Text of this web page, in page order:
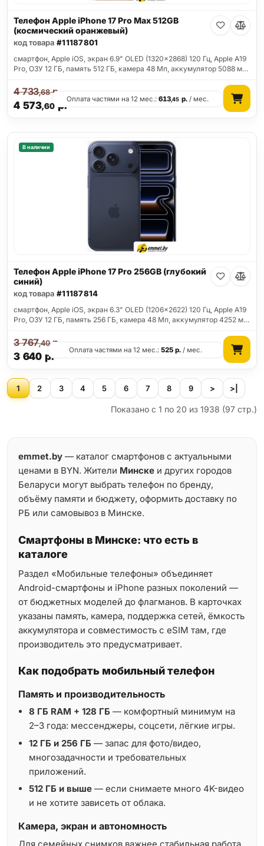
Телефон Apple iPhone 17 Pro Max 512GB
(космический оранжевый)
код товара #11187801
смартфон, Apple iOS, экран 6.9" OLED (1320x2868) 120 Гц, Apple A19
Pro, ОЗУ 12 ГБ, память 512 ГБ, камера 48 Мп, аккумулятор 5088 м…
4 573,60 р.
4 733,68р.
Оплата частями на 12 мес.:613,45 р./ мес.
В наличии
Телефон Apple iPhone 17 Pro 256GB (глубокий
синий)
код товара #11187814
смартфон, Apple iOS, экран 6.3" OLED (1206x2622) 120 Гц, Apple A19
Pro, ОЗУ 12 ГБ, память 256 ГБ, камера 48 Мп, аккумулятор 4252 м…
3 640 р.
3 767,40р.
Оплата частями на 12 мес.:525 р. / мес.
1 2 3 4 5 6 7 8 9 > >|
Показано с 1 по 20 из 1938 (97 стр.)
emmet.by — каталог смартфонов с актуальными
ценами в BYN. Жители Минске и других городов
Беларуси могут выбрать телефон по бренду,
объёму памяти и бюджету, оформить доставку по
РБ или самовывоз в Минске.
Смартфоны в Минске: что есть в
каталоге
Раздел «Мобильные телефоны» объединяет
Android-смартфоны и iPhone разных поколений —
от бюджетных моделей до флагманов. В карточках
указаны память, камера, поддержка сетей, ёмкость
аккумулятора и совместимость с eSIM там, где
производитель это предусматривает.
Как подобрать мобильный телефон
Память и производительность
8 ГБ RAM + 128 ГБ — комфортный минимум на
2–3 года: мессенджеры, соцсети, лёгкие игры.
12 ГБ и 256 ГБ — запас для фото/видео,
многозадачности и требовательных
приложений.
512 ГБ и выше — если снимаете много 4K-видео
и не хотите зависеть от облака.
Камера, экран и автономность
Для семейных снимков важнее стабильная работа